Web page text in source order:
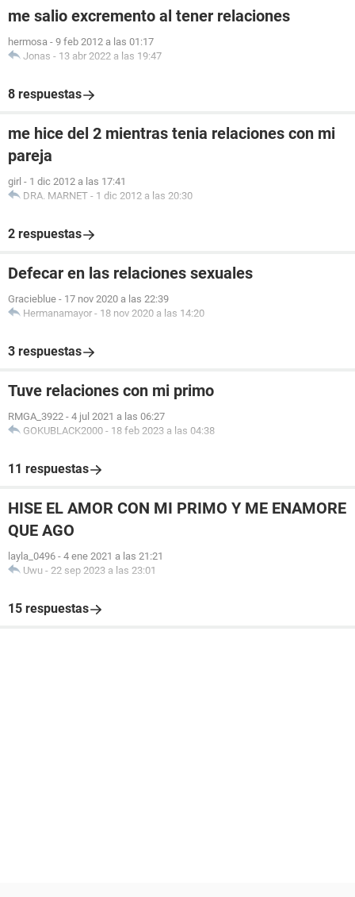
me salio excremento al tener relaciones
hermosa - 9 feb 2012 a las 01:17
Jonas - 13 abr 2022 a las 19:47
8 respuestas
me hice del 2 mientras tenia relaciones con mi
pareja
girl - 1 dic 2012 a las 17:41
DRA. MARNET - 1 dic 2012 a las 20:30
2 respuestas
Defecar en las relaciones sexuales
Gracieblue - 17 nov 2020 a las 22:39
Hermanamayor - 18 nov 2020 a las 14:20
3 respuestas
Tuve relaciones con mi primo
RMGA_3922 - 4 jul 2021 a las 06:27
GOKUBLACK2000 - 18 feb 2023 a las 04:38
11 respuestas
HISE EL AMOR CON MI PRIMO Y ME ENAMORE
QUE AGO
layla_0496 - 4 ene 2021 a las 21:21
Uwu - 22 sep 2023 a las 23:01
15 respuestas